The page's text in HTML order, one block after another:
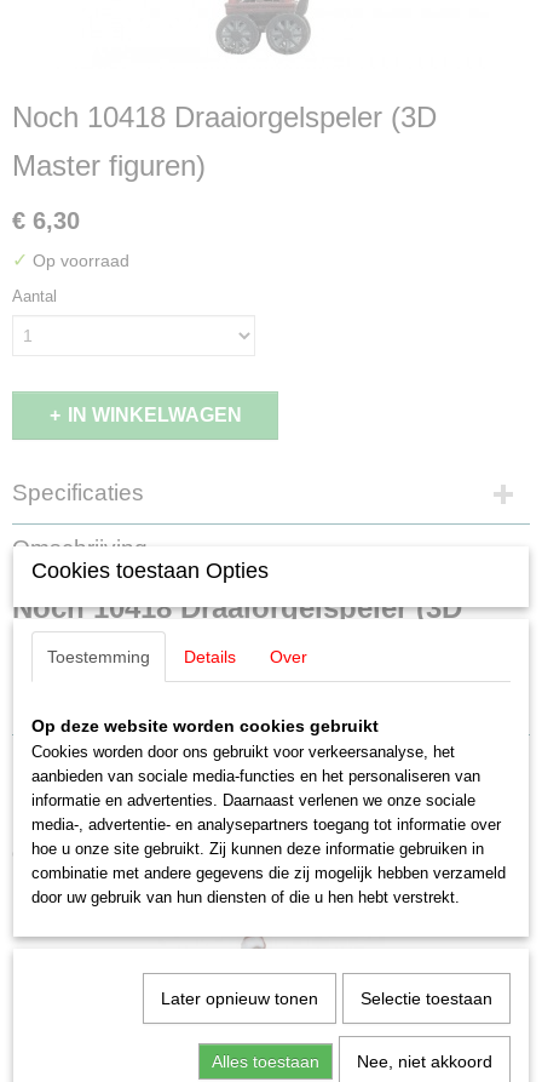
Noch 10418 Draaiorgelspeler (3D
Master figuren)
€ 6,30
✓ Op voorraad
Aantal
IN WINKELWAGEN
Specificaties
EAN code
4007246104185
10418
H0 (1:87)
Nieuw
Omschrijving
Noch 10418 Draaiorgelspeler (3D
Master figuren)
Ook interessant
Cookies toestaan Opties
Toestemming Details Over
Op deze website worden cookies gebruikt
Cookies worden door ons gebruikt voor verkeersanalyse, het
aanbieden van sociale media-functies en het personaliseren van
informatie en advertenties. Daarnaast verlenen we onze sociale
media-, advertentie- en analysepartners toegang tot informatie over
hoe u onze site gebruikt. Zij kunnen deze informatie gebruiken in
combinatie met andere gegevens die zij mogelijk hebben verzameld
door uw gebruik van hun diensten of die u hen hebt verstrekt.
Later opnieuw tonen Selectie toestaan
Alles toestaan Nee, niet akkoord